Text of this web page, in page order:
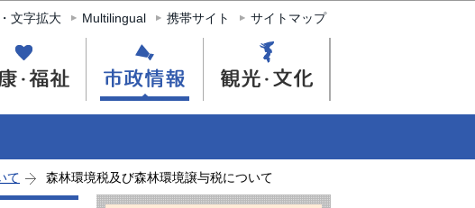
文字拡大 Multilingual 携帯サイト サイトマップ
て 森林環境税及び森林環境譲与税について